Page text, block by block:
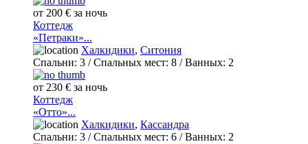
от 200 € за ночь
Коттедж
«Петраки»...
Халкидики, Ситония
Спальни: 3 / Спальных мест: 8 /Ванных: 2
от 230 € за ночь
Коттедж
«Отто»...
Халкидики, Кассандра
Спальни: 3 / Спальных мест: 6 /Ванных: 2